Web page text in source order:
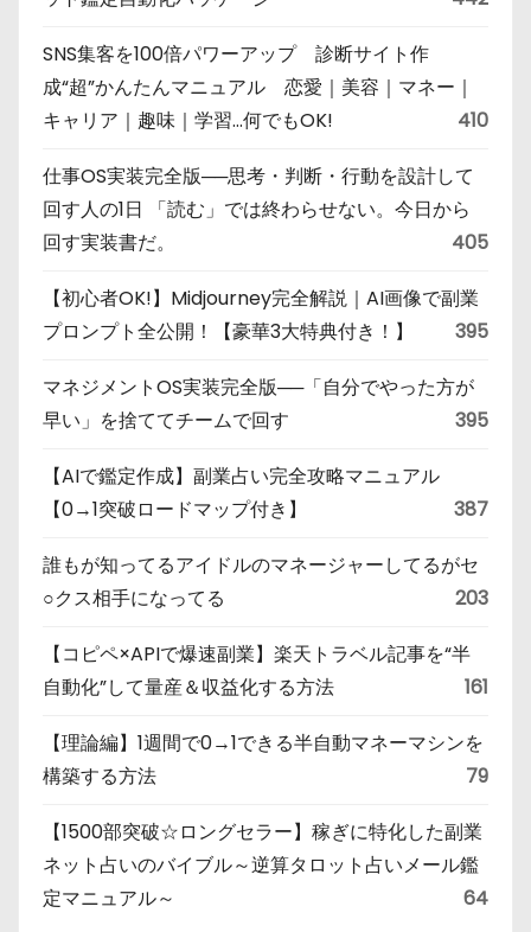
SNS集客を100倍パワーアップ 診断サイト作
成“超”かんたんマニュアル 恋愛｜美容｜マネー｜
キャリア｜趣味｜学習…何でもOK!
410
仕事OS実装完全版──思考・判断・行動を設計して
回す人の1日 「読む」では終わらせない。今日から
回す実装書だ。
405
【初心者OK!】Midjourney完全解説｜AI画像で副業
プロンプト全公開！【豪華3大特典付き！】
395
マネジメントOS実装完全版──「自分でやった方が
早い」を捨ててチームで回す
395
【AIで鑑定作成】副業占い完全攻略マニュアル
【0→1突破ロードマップ付き】
387
誰もが知ってるアイドルのマネージャーしてるがセ
○クス相手になってる
203
【コピペ×APIで爆速副業】楽天トラベル記事を“半
自動化”して量産＆収益化する方法
161
【理論編】1週間で0→1できる半自動マネーマシンを
構築する方法
79
【1500部突破☆ロングセラー】稼ぎに特化した副業
ネット占いのバイブル～逆算タロット占いメール鑑
定マニュアル～
64